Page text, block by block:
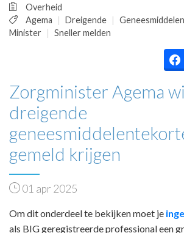
Overheid
Agema
Dreigende
Minister
Sneller melden
Zorgminister Agema
dreigende
gemeld krijgen
01 apr 2025
Om dit onderdeel te bekijken moet je
als BIG geregistreerde professional een